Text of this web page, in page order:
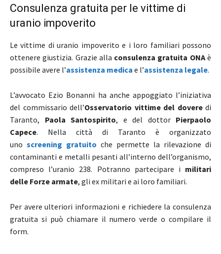
Consulenza gratuita per le vittime di
uranio impoverito
Le vittime di uranio impoverito e i loro familiari possono
ottenere giustizia. Grazie alla consulenza gratuita ONAè
possibile avere l’assistenza medica e l’assistenza legale.
L’avvocato Ezio Bonanni ha anche appoggiato l’iniziativa
del commissario dell’Osservatorio vittime del doveredi
Taranto, Paola Santospirito, e del dottor Pierpaolo
Capece. Nella città di Taranto è organizzato
uno screening gratuito che permette la rilevazione di
contaminanti e metalli pesanti all’interno dell’organismo,
compreso l’uranio 238. Potranno partecipare i militari
delle Forze armate, gli ex militari e ai loro familiari.
Per avere ulteriori informazioni e richiedere la consulenza
gratuita si può chiamare il numero verde o compilare il
form.